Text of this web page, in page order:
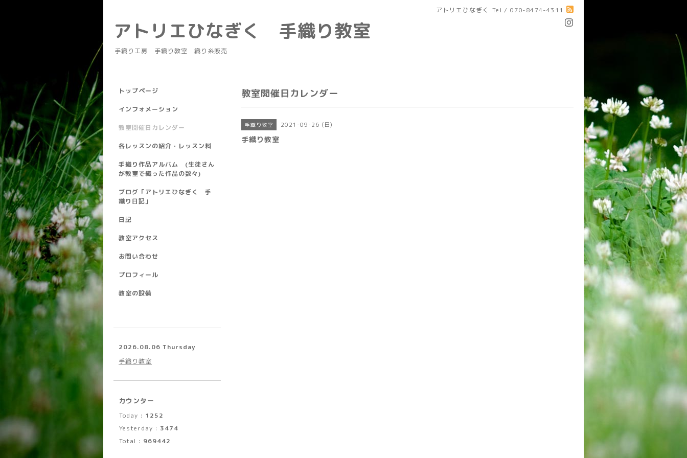
アトリエひなぎく Tel / 070-8474-4311
アトリエひなぎく 手織り教室
手織り工房 手織り教室 織り糸販売
教室開催日カレンダー
手織り教室 2021-09-26 (日)
手織り教室
トップページ
インフォメーション
教室開催日カレンダー
各レッスンの紹介・レッスン料
手織り作品アルバム (生徒さん
が教室で織った作品の数々)
ブログ「アトリエひなぎく 手
織り日記」
日記
教室アクセス
お問い合わせ
プロフィール
教室の設備
2026.08.06 Thursday
手織り教室
カウンター
Today : 1252
Yesterday : 3474
Total : 969442